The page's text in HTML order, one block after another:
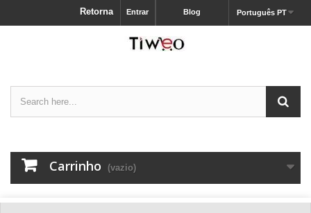
Português PT
Blog
Entrar
Retorna
Carrinho (vazio)